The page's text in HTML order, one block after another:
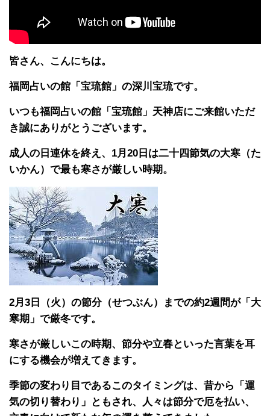
皆さん、こんにちは。
福岡占いの館「宝琉館」の深川宝琉です。
いつも福岡占いの館「宝琉館」天神店にご来館いただ
き誠にありがとうございます。
成人の日連休を終え、1月20日は二十四節気の大寒（た
いかん）で最も寒さが厳しい時期。
2月3日（火）の節分（せつぶん）までの約2週間が「大
寒期」で厳冬です。
寒さが厳しいこの時期、節分や立春といった言葉を耳
にする機会が増えてきます。
季節の変わり目であるこのタイミングは、昔から「運
気の切り替わり」ともされ、人々は節分で厄を払い、